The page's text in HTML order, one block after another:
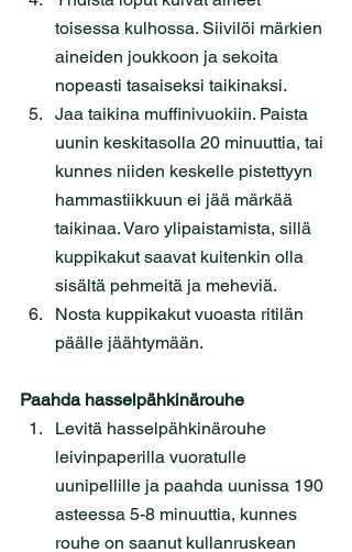
toisessa kulhossa. Siivilöi märkien
aineiden joukkoon ja sekoita
nopeasti tasaiseksi taikinaksi.
Jaa taikina muffinivuokiin. Paista
uunin keskitasolla 20 minuuttia, tai
kunnes niiden keskelle pistettyyn
hammastiikkuun ei jää märkää
taikinaa. Varo ylipaistamista, sillä
kuppikakut saavat kuitenkin olla
sisältä pehmeitä ja meheviä.
Nosta kuppikakut vuoasta ritilän
päälle jäähtymään.
Paahda hasselpähkinärouhe
Levitä hasselpähkinärouhe
leivinpaperilla vuoratulle
uunipellille ja paahda uunissa 190
asteessa 5-8 minuuttia, kunnes
rouhe on saanut kullanruskean